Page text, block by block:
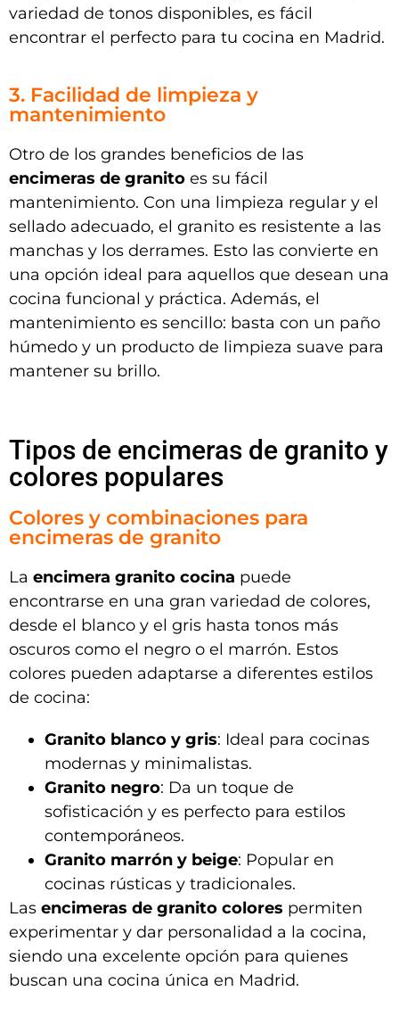
variedad de tonos disponibles, es fácil
encontrar el perfecto para tu cocina en Madrid.
3. Facilidad de limpieza y
mantenimiento
Otro de los grandes beneficios de las
encimeras de granito es su fácil
mantenimiento. Con una limpieza regular y el
sellado adecuado, el granito es resistente a las
manchas y los derrames. Esto las convierte en
una opción ideal para aquellos que desean una
cocina funcional y práctica. Además, el
mantenimiento es sencillo: basta con un paño
húmedo y un producto de limpieza suave para
mantener su brillo.
Tipos de encimeras de granito y
colores populares
Colores y combinaciones para
encimeras de granito
La encimera granito cocina puede
encontrarse en una gran variedad de colores,
desde el blanco y el gris hasta tonos más
oscuros como el negro o el marrón. Estos
colores pueden adaptarse a diferentes estilos
de cocina:
Granito blanco y gris: Ideal para cocinas
modernas y minimalistas.
Granito negro: Da un toque de
sofisticación y es perfecto para estilos
contemporáneos.
Granito marrón y beige: Popular en
cocinas rústicas y tradicionales.
Las encimeras de granito colores permiten
experimentar y dar personalidad a la cocina,
siendo una excelente opción para quienes
buscan una cocina única en Madrid.